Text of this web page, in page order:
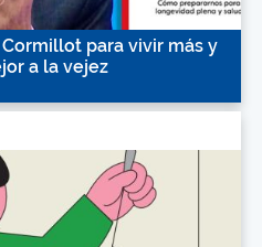
para vivir más y
a la vejez